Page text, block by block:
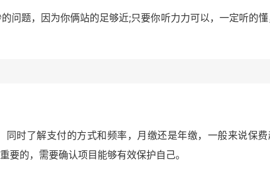
问题，因为你俩站的足够近;只要你听力力可以，一定听的懂
时了解支付的方式和频率，月缴还是年缴，一般来说保费
要的，需要确认项目能够有效保护自己。